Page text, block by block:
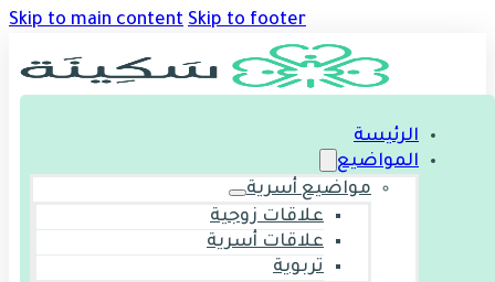
Skip to main content Skip to footer
الرئيسة
المواضيع
مواضيع أسرية
علاقات زوجية
علاقات أسرية
تربوية